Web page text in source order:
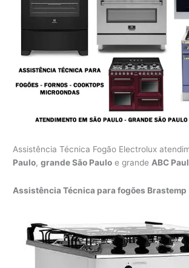
Assistência Técnica Fogão Electrolux
Paulo,grande São Paulo e grandeABC
Assistência Técnica para fogões Brastemp